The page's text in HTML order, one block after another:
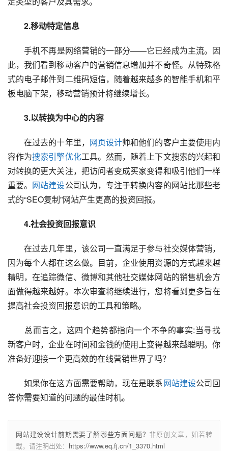
2.移动特定信息
手机不再是网络营销的一部分——它已经成为主流。因
此，我们看到移动客户的营销信息增加并不奇怪。从特殊格
式的电子邮件到二维码短信，随着越来越多的智能手机和平
板电脑下架，移动营销预计将继续增长。
3.以转换为中心的内容
在过去的十年里， 网页设计师和他们的客户主要使用内
容作为搜索引擎优化工具。然而，随着上下文搜索的兴起和
对转换的更大关注，把访问者变成买家变得和吸引他们一样
重要。 网站建设公司认为，专注于转换内容的网站比那些老
式的“SEO复制”网站产生更高的投资回报。
4.社会投资回报意识
在过去几年里，该公司一直满足于参与社交媒体营销，
因为每个人都在这么做。目前，企业使用资源的方式越来越
精明，在追踪微信、微博和其他社交媒体网站的销售机会方
面做得越来越好。本次审查将继续进行，您将看到更多旨在
提高社会投资回报意识的工具和策略。
总而言之，这四个趋势都指向一个不争的事实:当寻找
新客户时，企业在时间和金钱的使用上变得越来越聪明。你
准备好迎接一个更高效的在线营销世界了吗？
如果你在这方面需要帮助，现在是联系网站建设公司回
答你需要知道的问题的最佳时机。
网站建设设计前期需要了解哪些方面问题？非原创文章，如若转
载，请注明出处： https://www.eq.fj.cn/1_3370.html